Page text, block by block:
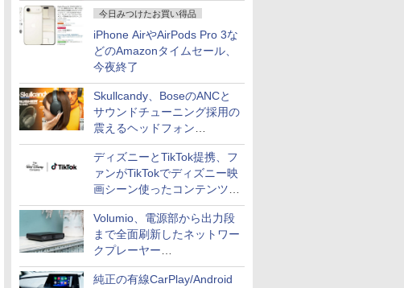
今日みつけたお買い得品
iPhone AirやAirPods Pro 3な
どのAmazonタイムセール、
今夜終了
Skullcandy、BoseのANCと
サウンドチューニング採用の
震えるヘッドフォン
「Crusher 1080 ANC」
ディズニーとTikTok提携、フ
ァンがTikTokでディズニー映
画シーン使ったコンテンツ制
作、Disney+にも配信
Volumio、電源部から出力段
まで全面刷新したネットワー
クプレーヤー
「Primo（2026）」
純正の有線CarPlay/Android